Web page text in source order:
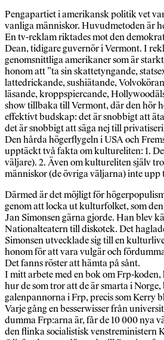
Pengapartiet i amerikansk politik vet
vanliga människor. Huvudmetoden är
En tv-reklam riktades mot den
Dean, tidigare guvernör i Vermont. I
genomsnittliga amerikaner som är
honom att ”ta sin skattetyngande,
lattedrickande, sushiätande,
läsande, kroppspiercande,
show tillbaka till Vermont, där den hör
effektivt budskap: det är snobbigt att
det är snobbigt att säga nej till
Den hårda högerflygeln i USA och
upptäckt två fakta om kultureliten: 1.
väljare). 2. Även om kultureliten själv
människor (de övriga väljarna) inte upp
Därmed är det möjligt för
genom att locka ut kulturfolket, som
Jan Simonsen gärna gjorde. Han blev
Nationalteatern till diskotek. Det
Simonsen utvecklade sig till en
honom för att vara vulgär och
Det fanns röster att hämta på sånt.
I mitt arbete med en bok om Frp-
hur de som tror att de är smarta i
galenpannorna i Frp, precis som Kerry
Varje gång en besserwisser från
dumma Frp:arna är, får de 10 000 nya
den flinka socialistisk venstreministern